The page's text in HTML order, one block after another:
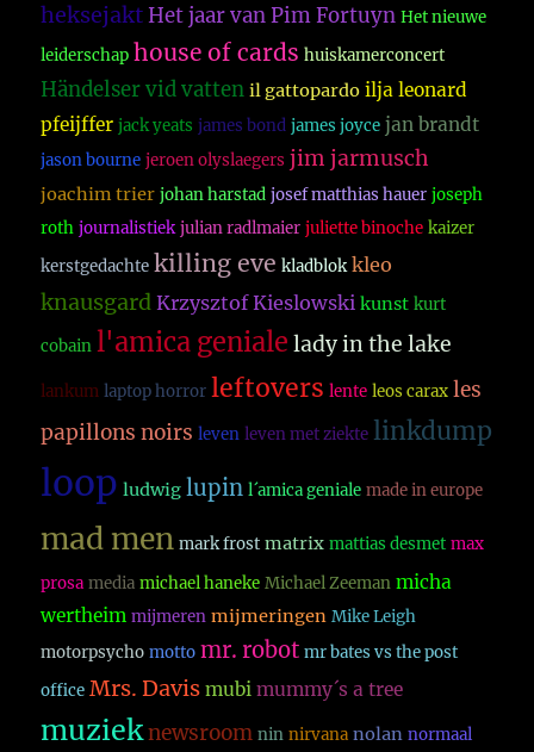
heksejakt Het jaar van Pim Fortuyn Het nieuwe
leiderschap house of cards huiskamerconcert
Händelser vid vatten il gattopardo ilja leonard
pfeijffer jack yeats james bond james joyce jan brandt
jason bourne jeroen olyslaegers jim jarmusch
joachim trier johan harstad josef matthias hauer joseph
roth journalistiek julian radlmaier juliette binoche kaizer
kerstgedachte killing eve kladblok kleo
knausgard Krzysztof Kieslowski kunst kurt
cobain l'amica geniale lady in the lake
lankum laptop horror leftovers lente leos carax les
papillons noirs leven leven met ziekte linkdump
loop ludwig lupin l´amica geniale made in europe
mad men mark frost matrix mattias desmet max
prosa media michael haneke Michael Zeeman micha
wertheim mijmeren mijmeringen Mike Leigh
motorpsycho motto mr. robot mr bates vs the post
office Mrs. Davis mubi mummy´s a tree
muzieknewsroom nin nirvana nolan normaal